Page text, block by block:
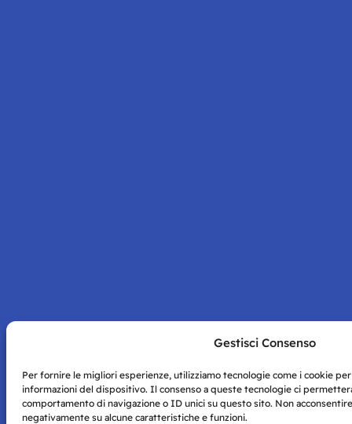
Gestisci Consenso
Per fornire le migliori esperienze, utilizziamo tecnologie come i cookie
informazioni del dispositivo. Il consenso a queste tecnologie ci
comportamento di navigazione o ID unici su questo sito. Non
negativamente su alcune caratteristiche e funzioni.